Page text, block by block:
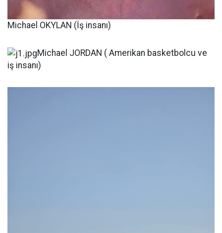
Michael OKYLAN (İş insanı)
Michael JORDAN ( Amerikan basketbolcu ve
iş insanı)